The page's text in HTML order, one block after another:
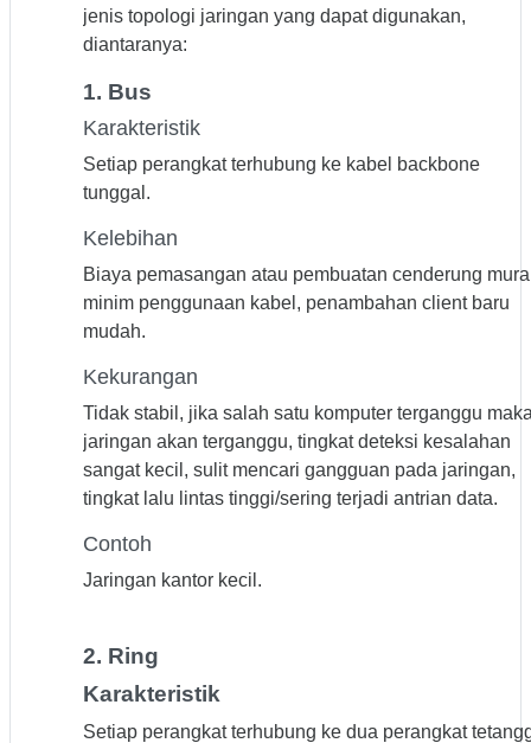
jenis topologi jaringan yang dapat digunakan,
diantaranya:
1. Bus
Karakteristik
Setiap perangkat terhubung ke kabel backbone
tunggal.
Kelebihan
Biaya pemasangan atau pembuatan cenderung
minim penggunaan kabel, penambahan client baru
mudah.
Kekurangan
Tidak stabil, jika salah satu komputer terganggu
jaringan akan terganggu, tingkat deteksi kesalahan
sangat kecil, sulit mencari gangguan pada jaringan,
tingkat lalu lintas tinggi/sering terjadi antrian data.
Contoh
Jaringan kantor kecil.
2. Ring
Karakteristik
Setiap perangkat terhubung ke dua perangkat